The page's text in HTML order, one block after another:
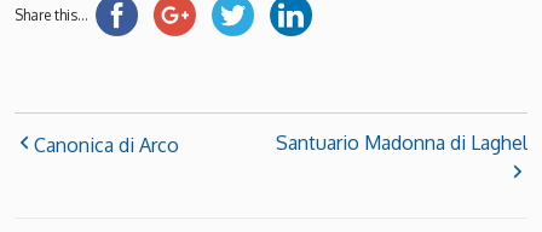
Share this...
Canonica di Arco Santuario Madonna di Laghel